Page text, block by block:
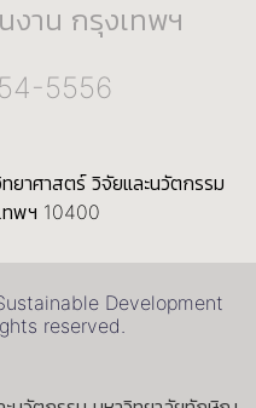
งาน กรุงเทพฯ
5556
ยาศาสตร์ วิจัยและนวัตกรรม
ทพฯ 10400
Development
reserved.